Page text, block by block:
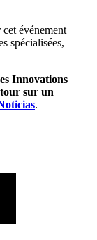
événement
spécialisées,
Innovations
sur un
.